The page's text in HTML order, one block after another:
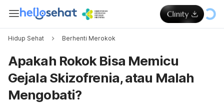
Hidup Sehat Berhenti Merokok
Apakah Rokok Bisa Memicu
Gejala Skizofrenia, atau Malah
Mengobati?